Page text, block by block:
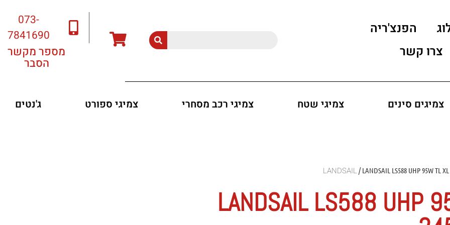
הפנצ'ריה
צרו קשר
073-
7841690
מספר מקשר
הסבר
צמיגים סינים צמיגי שטח צמיגי רכב מסחרי צמיגי ספורט ג'נטים
/ LANDSAIL LS588 UHP 95W TL
LANDSAIL LS588 UHP